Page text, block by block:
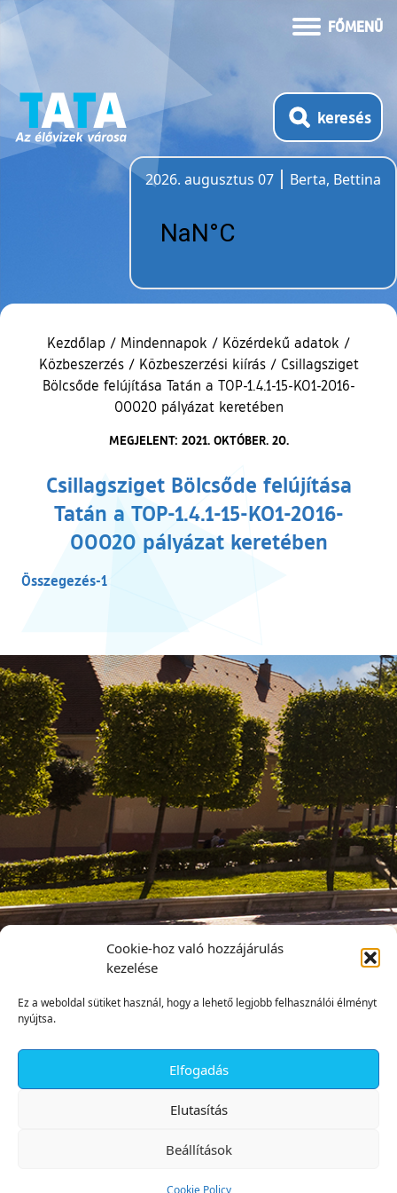
Cookie-hoz való hozzájárulás
kezelése
Ez a weboldal sütiket használ, hogy a lehető legjobb felhasználói élményt
nyújtsa.
Elfogadás
Elutasítás
Beállítások
Cookie Policy
FŐMENÜ
keresés
2026. augusztus 07
Berta, Bettina
Kezdőlap / Mindennapok / Közérdekű adatok /
Közbeszerzés / Közbeszerzési kiírás / Csillagsziget
Bölcsőde felújítása Tatán a TOP-1.4.1-15-KO1-2016-
00020 pályázat keretében
MEGJELENT: 2021. OKTÓBER. 20.
Csillagsziget Bölcsőde felújítása
Tatán a TOP-1.4.1-15-KO1-2016-
00020 pályázat keretében
Összegezés-1
✕